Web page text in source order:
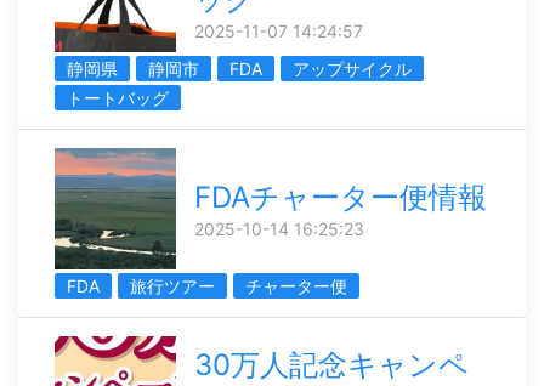
2025-11-07 14:24:57
静岡県
静岡市 FDA
アップサイクル
トートバッグ
FDAチャーター便情報
2025-10-14 16:25:23
FDA 旅行ツアー チャーター便
30万人記念キャンペ